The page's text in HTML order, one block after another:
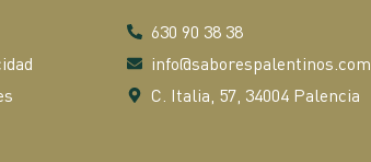
630 90 38 38
info@saborespalentinos.com
C. Italia, 57, 34004 Palencia